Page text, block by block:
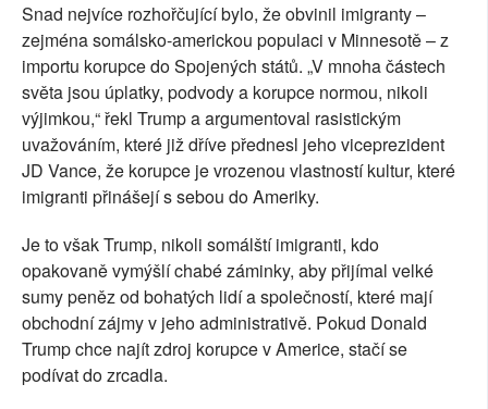
Snad nejvíce rozhořčující bylo, že obvinil imigranty –
zejména somálsko-americkou populaci v Minnesotě – z
importu korupce do Spojených států. „V mnoha částech
světa jsou úplatky, podvody a korupce normou, nikoli
výjimkou,“ řekl Trump a argumentoval rasistickým
uvažováním, které již dříve přednesl jeho viceprezident
JD Vance, že korupce je vrozenou vlastností kultur, které
imigranti přinášejí s sebou do Ameriky.
Je to však Trump, nikoli somálští imigranti, kdo
opakovaně vymýšlí chabé záminky, aby přijímal velké
sumy peněz od bohatých lidí a společností, které mají
obchodní zájmy v jeho administrativě. Pokud Donald
Trump chce najít zdroj korupce v Americe, stačí se
podívat do zrcadla.